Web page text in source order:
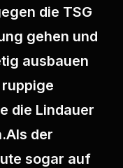
die TSG
gehen und
ausbauen
die Lindauer
der
sogar auf